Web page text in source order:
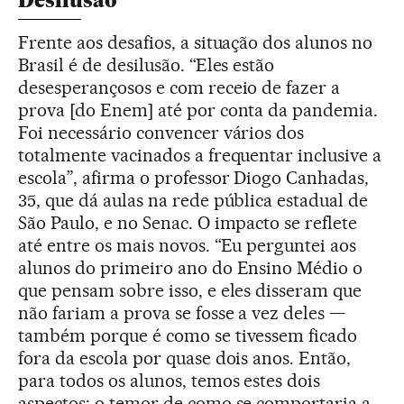
Frente aos desafios, a situação dos alunos no
Brasil é de desilusão. “Eles estão
desesperançosos e com receio de fazer a
prova [do Enem] até por conta da pandemia.
Foi necessário convencer vários dos
totalmente vacinados a frequentar inclusive a
escola”, afirma o professor Diogo Canhadas,
35, que dá aulas na rede pública estadual de
São Paulo, e no Senac. O impacto se reflete
até entre os mais novos. “Eu perguntei aos
alunos do primeiro ano do Ensino Médio o
que pensam sobre isso, e eles disseram que
não fariam a prova se fosse a vez deles —
também porque é como se tivessem ficado
fora da escola por quase dois anos. Então,
para todos os alunos, temos estes dois